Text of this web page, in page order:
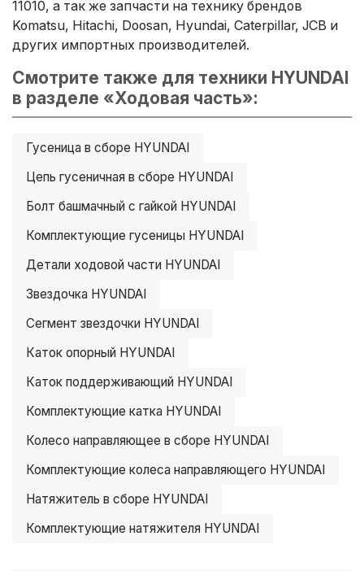
11010, а так же запчасти на технику брендов
Komatsu, Hitachi, Doosan, Hyundai, Caterpillar, JCB и
других импортных производителей.
Смотрите также для техники HYUNDAI
в разделе «Ходовая часть»:
Гусеница в сборе HYUNDAI
Цепь гусеничная в сборе HYUNDAI
Болт башмачный с гайкой HYUNDAI
Комплектующие гусеницы HYUNDAI
Детали ходовой части HYUNDAI
Звездочка HYUNDAI
Сегмент звездочки HYUNDAI
Каток опорный HYUNDAI
Каток поддерживающий HYUNDAI
Комплектующие катка HYUNDAI
Колесо направляющее в сборе HYUNDAI
Комплектующие колеса направляющего HYUNDAI
Натяжитель в сборе HYUNDAI
Комплектующие натяжителя HYUNDAI